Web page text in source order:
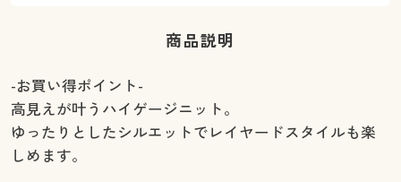
商品説明
-お買い得ポイント-
高見えが叶うハイゲージニット。
ゆったりとしたシルエットでレイヤードスタイルも楽
しめます。